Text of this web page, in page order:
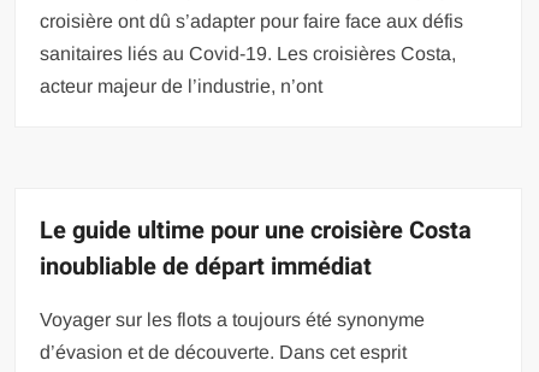
croisière ont dû s’adapter pour faire face aux défis
sanitaires liés au Covid-19. Les croisières Costa,
acteur majeur de l’industrie, n’ont
Le guide ultime pour une croisière Costa
inoubliable de départ immédiat
Voyager sur les flots a toujours été synonyme
d’évasion et de découverte. Dans cet esprit